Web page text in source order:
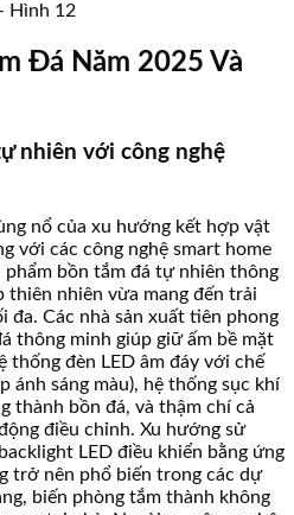
Hình 12
Đá Năm 2025 Và
nhiên với công nghệ
nổ của xu hướng kết hợp vật
với các công nghệ smart home
phẩm bồn tắm đá tự nhiên thông
thiên nhiên vừa mang đến trải
đa. Các nhà sản xuất tiên phong
thông minh giúp giữ ấm bề mặt
thống đèn LED âm đáy với chế
ánh sáng màu), hệ thống sục khí
thành bồn đá, và thậm chí cả
điều chỉnh. Xu hướng sử
LED điều khiển bằng ứng
trở nên phổ biến trong các dự
biến phòng tắm thành không